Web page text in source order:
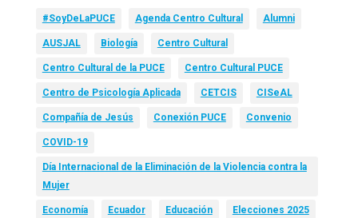
#SoyDeLaPUCE Agenda Centro Cultural Alumni
AUSJAL Biología Centro Cultural
Centro Cultural de la PUCE Centro Cultural PUCE
Centro de Psicología Aplicada CETCIS CISeAL
Compañía de Jesús Conexión PUCE Convenio
COVID-19
Día Internacional de la Eliminación de la Violencia contra la
Mujer
Economía Ecuador Educación Elecciones 2025